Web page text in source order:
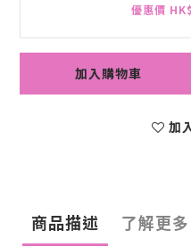
優惠價
加入購物車
加
商品描述 了解更多